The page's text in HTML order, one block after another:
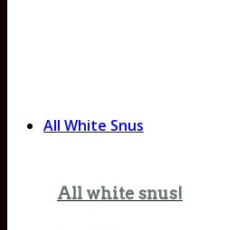
All White Snus
All white snus!